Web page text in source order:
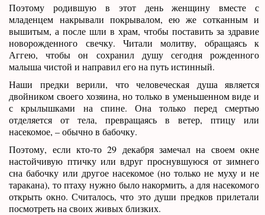
Поэтому родившую в этот день женщину вместе с
младенцем накрывали покрывалом, ею же сотканным и
вышитым, а после шли в храм, чтобы поставить за здравие
новорожденного свечку. Читали молитву, обращаясь к
Аггею, чтобы он сохранил душу сегодня рожденного
малыша чистой и направил его на путь истинный.
Наши предки верили, что человеческая душа является
двойником своего хозяина, но только в уменьшенном виде и
с крылышками на спине. Она только перед смертью
отделяется от тела, превращаясь в ветер, птицу или
насекомое, – обычно в бабочку.
Поэтому, если кто-то 29 декабря замечал на своем окне
настойчивую птичку или вдруг проснувшуюся от зимнего
сна бабочку или другое насекомое (но только не муху и не
таракана), то птаху нужно было накормить, а для насекомого
открыть окно. Считалось, что это души предков прилетали
посмотреть на своих живых близких.